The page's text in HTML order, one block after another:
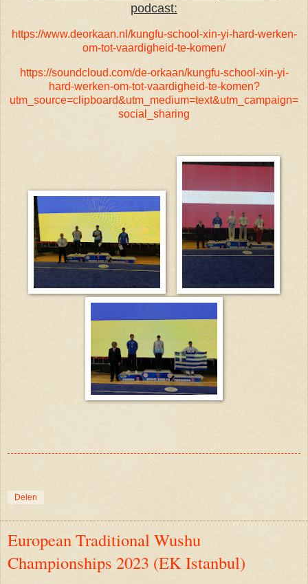
podcast:
https://www.deorkaan.nl/kungfu-school-xin-yi-hard-werken-
om-tot-vaardigheid-te-komen/
https://soundcloud.com/de-orkaan/kungfu-school-xin-yi-
hard-werken-om-tot-vaardigheid-te-komen?
utm_source=clipboard&utm_medium=text&utm_campaign=
social_sharing
Delen
European Traditional Wushu
Championships 2023 (EK Istanbul)